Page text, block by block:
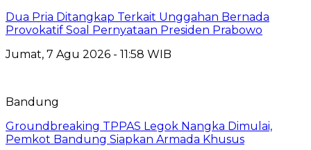
Dua Pria Ditangkap Terkait Unggahan Bernada
Provokatif Soal Pernyataan Presiden Prabowo
Jumat, 7 Agu 2026 - 11:58 WIB
Bandung
Groundbreaking TPPAS Legok Nangka Dimulai,
Pemkot Bandung Siapkan Armada Khusus